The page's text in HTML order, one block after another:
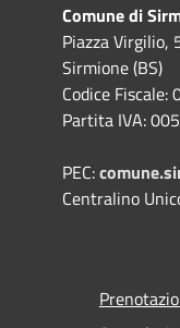
Comune di
Piazza Virgilio,
Sirmione (BS)
Codice
Partita IVA:
PEC:
Centralino